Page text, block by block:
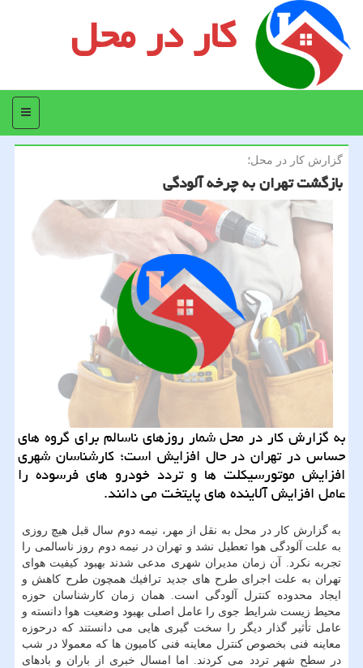
کار در محل
منو
گزارش كار در محل؛
بازگشت تهران به چرخه آلودگی
به گزارش كار در محل شمار روزهای ناسالم برای گروه های
حساس در تهران در حال افزایش است؛ كارشناسان شهری
افزایش موتورسیكلت ها و تردد خودرو های فرسوده را
عامل افزایش آلاینده های پایتخت می دانند.
به گزارش كار در محل به نقل از مهر، نیمه دوم سال قبل هیچ روزی
به علت آلودگی هوا تعطیل نشد و تهران در نیمه دوم روز ناسالمی را
تجربه نكرد. آن زمان مدیران شهری مدعی شدند بهبود كیفیت هوای
تهران به علت اجرای طرح های جدید ترافیك همچون طرح كاهش و
ایجاد محدوده كنترل آلودگی است. همان زمان كارشناسان حوزه
محیط زیست شرایط جوی را عامل اصلی بهبود وضعیت هوا دانسته و
عامل تأثیر گذار دیگر را سخت گیری هایی می دانستند كه درحوزه
معاینه فنی بخصوص كنترل معاینه فنی كامیون ها كه معمولا در شب
در سطح شهر تردد می كردند. اما امسال خبری از باران و بادهای